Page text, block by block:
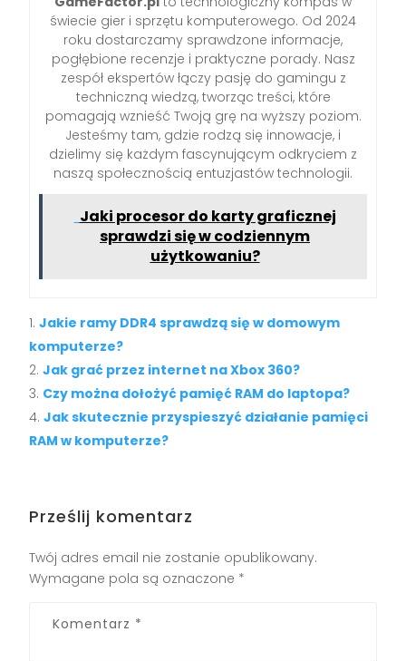
świecie gier i sprzętu komputerowego. Od 2024
roku dostarczamy sprawdzone informacje,
pogłębione recenzje i praktyczne porady. Nasz
zespół ekspertów łączy pasję do gamingu z
techniczną wiedzą, tworząc treści, które
pomagają wznieść Twoją grę na wyższy poziom.
Jesteśmy tam, gdzie rodzą się innowacje, i
dzielimy się każdym fascynującym odkryciem z
naszą społecznością entuzjastów technologii.
Jaki procesor do karty graficznej
sprawdzi się w codziennym
użytkowaniu?
Jakie ramy DDR4 sprawdzą się w domowym
komputerze?
Jak grać przez internet na Xbox 360?
Czy można dołożyć pamięć RAM do laptopa?
Jak skutecznie przyspieszyć działanie pamięci
RAM w komputerze?
Prześlij komentarz
Twój adres email nie zostanie opublikowany.
Wymagane pola są oznaczone *